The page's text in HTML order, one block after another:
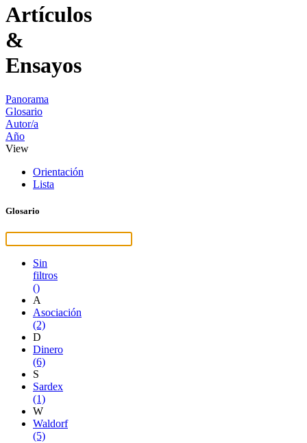
Artículos
&
Ensayos
Panorama
Glosario
Autor/a
Año
View
Orientación
Lista
Glosario
Sin
filtros
()
A
Asociación
(2)
D
Dinero
(6)
S
Sardex
(1)
W
Waldorf
(5)